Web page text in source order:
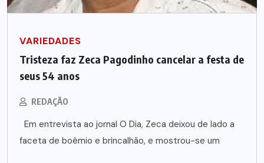
VARIEDADES
Tristeza faz Zeca Pagodinho cancelar a festa de
seus 54 anos
REDAÇÃO
Em entrevista ao jornal O Dia, Zeca deixou de lado a
faceta de boêmio e brincalhão, e mostrou-se um